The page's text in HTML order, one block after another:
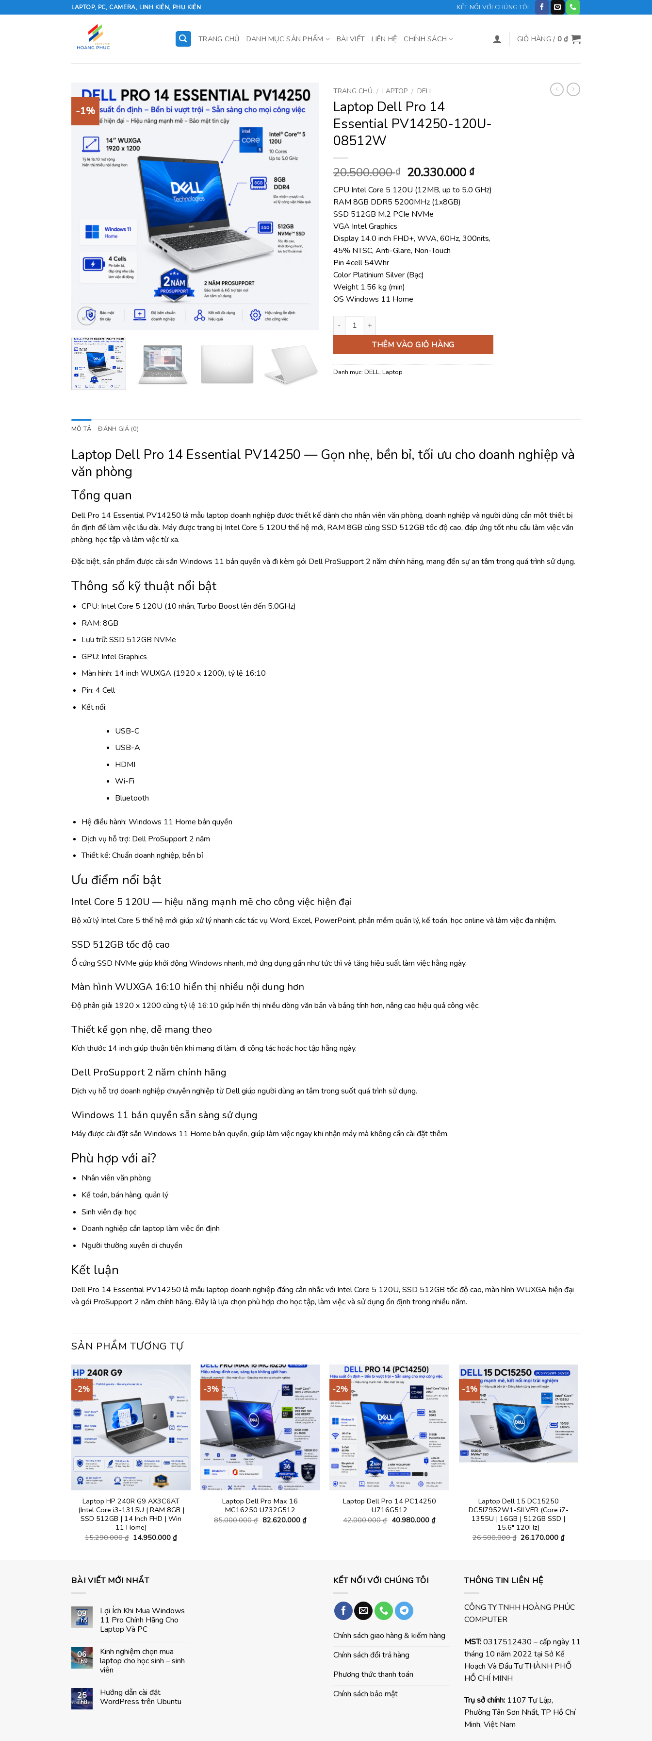
to
LAPTOP, PC, CAMERA, LINH KIỆN, PHỤ KIỆN KẾT NỐI VỚI CHÚNG TÔI
TRANG CHỦ DANH MỤC SẢN PHẨM BÀI VIẾT LIÊN HỆ CHÍNH SÁCH GIỎ HÀNG / 0 ₫
-1%
TRANG CHỦ / LAPTOP / DELL
Laptop Dell Pro 14
Essential PV14250-120U-
08512W
20.500.000₫ Giá
gốc
là:
20.500.000 ₫.
20.330.000 ₫Giá
hiện
tại
CPU Intel Core 5 120U (12MB, up to 5.0 GHz)
RAM 8GB DDR5 5200MHz (1x8GB)
SSD 512GB M.2 PCIe NVMe
VGA Intel Graphics
Display 14.0 inch FHD+, WVA, 60Hz, 300nits,
45% NTSC, Anti-Glare, Non-Touch
Pin 4cell 54Whr
Color Platinium Silver (Bạc)
Weight 1.56 kg (min)
OS Windows 11 Home
Laptop Dell Pro 14 Essential PV14250-120U-08512W số lượng
THÊM VÀO GIỎ HÀNG
Danh mục: DELL, Laptop
MÔ TẢ ĐÁNH GIÁ (0)
Laptop Dell Pro 14 Essential PV14250 — Gọn nhẹ, bền bỉ, tối ưu cho doanh nghiệp và
văn phòng
Tổng quan
Dell Pro 14 Essential PV14250 là mẫu laptop doanh nghiệp được thiết kế dành cho nhân viên văn phòng, doanh nghiệp và người dùng cần một thiết bị
ổn định để làm việc lâu dài. Máy được trang bị Intel Core 5 120U thế hệ mới, RAM 8GB cùng SSD 512GB tốc độ cao, đáp ứng tốt nhu cầu làm việc văn
phòng, học tập và làm việc từ xa.
Đặc biệt, sản phẩm được cài sẵn Windows 11 bản quyền và đi kèm gói Dell ProSupport 2 năm chính hãng, mang đến sự an tâm trong quá trình sử dụng.
Thông số kỹ thuật nổi bật
CPU: Intel Core 5 120U (10 nhân, Turbo Boost lên đến 5.0GHz)
RAM: 8GB
Lưu trữ: SSD 512GB NVMe
GPU: Intel Graphics
Màn hình: 14 inch WUXGA (1920 x 1200), tỷ lệ 16:10
Pin: 4 Cell
Kết nối:
USB-C
USB-A
HDMI
Wi-Fi
Bluetooth
Hệ điều hành: Windows 11 Home bản quyền
Dịch vụ hỗ trợ: Dell ProSupport 2 năm
Thiết kế: Chuẩn doanh nghiệp, bền bỉ
Ưu điểm nổi bật
Intel Core 5 120U — hiệu năng mạnh mẽ cho công việc hiện đại
Bộ xử lý Intel Core 5 thế hệ mới giúp xử lý nhanh các tác vụ Word, Excel, PowerPoint, phần mềm quản lý, kế toán, học online và làm việc đa nhiệm.
SSD 512GB tốc độ cao
Ổ cứng SSD NVMe giúp khởi động Windows nhanh, mở ứng dụng gần như tức thì và tăng hiệu suất làm việc hằng ngày.
Màn hình WUXGA 16:10 hiển thị nhiều nội dung hơn
Độ phân giải 1920 x 1200 cùng tỷ lệ 16:10 giúp hiển thị nhiều dòng văn bản và bảng tính hơn, nâng cao hiệu quả công việc.
Thiết kế gọn nhẹ, dễ mang theo
Kích thước 14 inch giúp thuận tiện khi mang đi làm, đi công tác hoặc học tập hằng ngày.
Dell ProSupport 2 năm chính hãng
Dịch vụ hỗ trợ doanh nghiệp chuyên nghiệp từ Dell giúp người dùng an tâm trong suốt quá trình sử dụng.
Windows 11 bản quyền sẵn sàng sử dụng
Máy được cài đặt sẵn Windows 11 Home bản quyền, giúp làm việc ngay khi nhận máy mà không cần cài đặt thêm.
Phù hợp với ai?
Nhân viên văn phòng
Kế toán, bán hàng, quản lý
Sinh viên đại học
Doanh nghiệp cần laptop làm việc ổn định
Người thường xuyên di chuyển
Kết luận
Dell Pro 14 Essential PV14250 là mẫu laptop doanh nghiệp đáng cân nhắc với Intel Core 5 120U, SSD 512GB tốc độ cao, màn hình WUXGA hiện đại
và gói ProSupport 2 năm chính hãng. Đây là lựa chọn phù hợp cho học tập, làm việc và sử dụng ổn định trong nhiều năm.
SẢN PHẨM TƯƠNG TỰ
-2%
Laptop HP 240R G9 AX3C6AT
(Intel Core i3-1315U | RAM 8GB |
SSD 512GB | 14 Inch FHD | Win
11 Home)
15.290.000₫ Giá
14.950.000 ₫Giá
-3%
Laptop Dell Pro Max 16
MC16250 U732G512
85.000.000₫ Giá
82.620.000 ₫Giá
hiện
-2%
Laptop Dell Pro 14 PC14250
U716G512
42.000.000₫ Giá
40.980.000 ₫Giá
hiện
-1%
Laptop Dell 15 DC15250
DC5I7952W1-SILVER (Core i7-
1355U | 16GB | 512GB SSD |
15.6″ 120Hz)
26.500.000₫ Giá
26.170.000 ₫Giá
22.140.000 ₫.
BÀI VIẾT MỚI NHẤT
09
Th5
Lợi Ích Khi Mua Windows
11 Pro Chính Hãng Cho
Laptop Và PC
bình
luận
ở
Lợi
Mua
Windows
11
06
Th9
Kinh nghiệm chọn mua
laptop cho học sinh – sinh
viên
bình
luận
ở
25
Th8
Hướng dẫn cài đặt
WordPress trên Ubuntu
KẾT NỐI VỚI CHÚNG TÔI
Chính sách giao hàng & kiểm hàng
Chính sách đổi trả hàng
Phương thức thanh toán
Chính sách bảo mật
THÔNG TIN LIÊN HỆ
CÔNG TY TNHH HOÀNG PHÚC
COMPUTER
MST:0317512430 – cấp ngày 11
tháng 10 năm 2022 tại Sở Kế
Hoạch Và Đầu Tư THÀNH PHỐ
HỒ CHÍ MINH
Trụ sở chính: 1107 Tự Lập,
Phường Tân Sơn Nhất, TP Hồ Chí
Minh, Việt Nam